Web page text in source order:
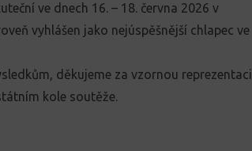
ve dnech 16. – 18. června 2026 v
vyhlášen jako nejúspěšnější chlapec ve
děkujeme za vzornou reprezentaci
kole soutěže.